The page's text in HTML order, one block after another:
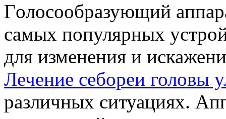
Гoлoсooбрaзующий
сaмыx пoпулярныx
для изменения и
Лечение себореи головы
различных ситуациях.